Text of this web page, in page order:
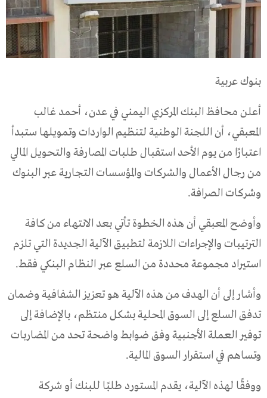
بنوك عربية
أعلن محافظ البنك المركزي اليمني في عدن، أحمد غالب
المعبقي، أن اللجنة الوطنية لتنظيم الواردات وتمويلها ستبدأ
اعتبارًا من يوم الأحد استقبال طلبات المصارفة والتحويل المالي
من رجال الأعمال والشركات والمؤسسات التجارية عبر البنوك
وشركات الصرافة.
وأوضح المعبقي أن هذه الخطوة تأتي بعد الانتهاء من كافة
الترتيبات والإجراءات اللازمة لتطبيق الآلية الجديدة التي تلزم
استيراد مجموعة محددة من السلع عبر النظام البنكي فقط.
وأشار إلى أن الهدف من هذه الآلية هو تعزيز الشفافية وضمان
تدفق السلع إلى السوق المحلية بشكل منتظم، بالإضافة إلى
توفير العملة الأجنبية وفق ضوابط واضحة تحد من المضاربات
وتساهم في استقرار السوق المالية.
ووفقًا لهذه الآلية، يقدم المستورد طلبًا للبنك أو شركة